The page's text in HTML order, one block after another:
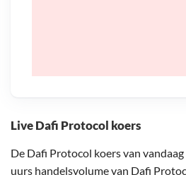
Live Dafi Protocol koers
De Dafi Protocol koers van vandaag
uurs handelsvolume van Dafi